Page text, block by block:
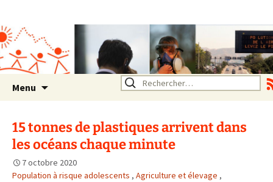
Rhône Alpes
Un environnement sain pour
la santé de tous
Menu Rechercher :
15 tonnes de plastiques arrivent dans
les océans chaque minute
7 octobre 2020
Population à risque adolescents , Agriculture et élevage ,